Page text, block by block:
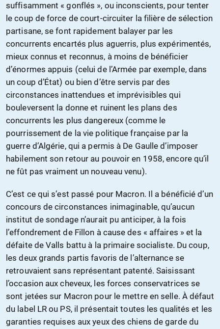
suffisamment « gonflés », ou inconscients, pour tenter
le coup de force de court-circuiter la filière de sélection
partisane, se font rapidement balayer par les
concurrents encartés plus aguerris, plus expérimentés,
mieux connus et reconnus, à moins de bénéficier
d’énormes appuis (celui de l’Armée par exemple, dans
un coup d’État) ou bien d’être servis par des
circonstances inattendues et imprévisibles qui
bouleversent la donne et ruinent les plans des
concurrents les plus dangereux (comme le
pourrissement de la vie politique française par la
guerre d’Algérie, qui a permis à De Gaulle d’imposer
habilement son retour au pouvoir en 1958, encore qu’il
ne fût pas vraiment un nouveau venu).
C’est ce qui s’est passé pour Macron. Il a bénéficié d’un
concours de circonstances inimaginable, qu’aucun
institut de sondage n’aurait pu anticiper, à la fois
l’effondrement de Fillon à cause des « affaires » et la
défaite de Valls battu à la primaire socialiste. Du coup,
les deux grands partis favoris de l’alternance se
retrouvaient sans représentant patenté. Saisissant
l’occasion aux cheveux, les forces conservatrices se
sont jetées sur Macron pour le mettre en selle. À défaut
du label LR ou PS, il présentait toutes les qualités et les
garanties requises aux yeux des chiens de garde du